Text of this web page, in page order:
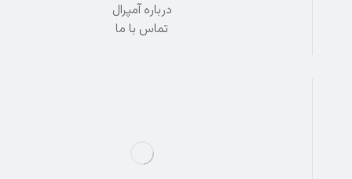
درباره آمپرال
تماس با ما